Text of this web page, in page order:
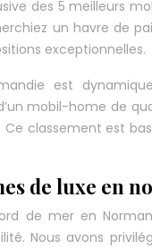
des 5 meilleurs
un havre de
exceptionnelles.
est
mobil-home de
classement est
de luxe en
de mer en
Nous avons